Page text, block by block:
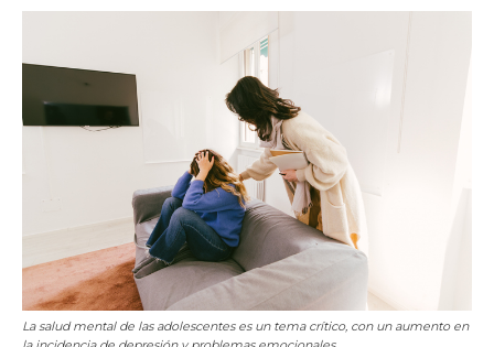
La salud mental de las adolescentes es un tema crítico, con un aumento en